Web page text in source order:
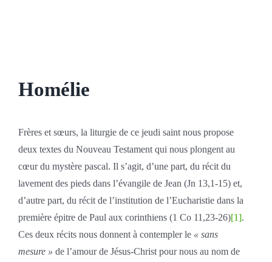
Homélie
Frères et sœurs, la liturgie de ce jeudi saint nous propose
deux textes du Nouveau Testament qui nous plongent au
cœur du mystère pascal. Il s’agit, d’une part, du récit du
lavement des pieds dans l’évangile de Jean (Jn 13,1-15) et,
d’autre part, du récit de l’institution de l’Eucharistie dans la
première épitre de Paul aux corinthiens (1 Co 11,23-26)[1].
Ces deux récits nous donnent à contempler le « sans
mesure » de l’amour de Jésus-Christ pour nous au nom de